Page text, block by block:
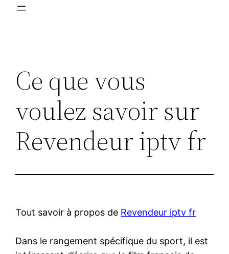
Ce que vous
voulez savoir sur
Revendeur iptv fr
Tout savoir à propos de Revendeur iptv fr
Dans le rangement spécifique du sport, il est